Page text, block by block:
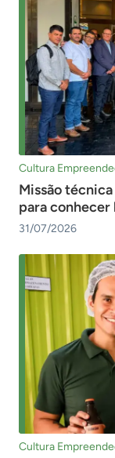
Cultura
Missão
para
31/07/2026
Cultura